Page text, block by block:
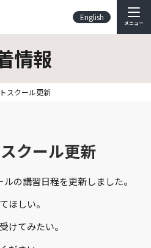
English
メニュー
情報
スクール更新
クール更新
の講習日程を更新しました。
ほしい。
けてみたい。